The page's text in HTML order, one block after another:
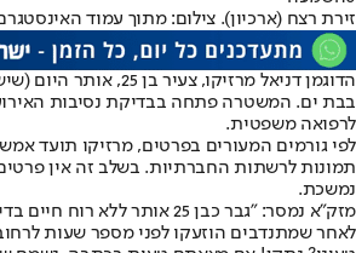
זירת רצח (ארכיון). צילום: מתוך עמוד
הדוגמן דניאל מרזיקו, צעיר
בבת ים. המשטרה פתחה בבדיקת נסיבות
לרפואה משפטית.
לפי גורמים המעורים בפרטים, מרזיקו תועד
תמונות לרשתות החברתיות. בשלב זה אין
נמשכת.
מזק"א נמסר: "גבר כבן 25 אותר ללא
לאחר שמתנדבים הוזעקו לפני מספר שעות לרחוב